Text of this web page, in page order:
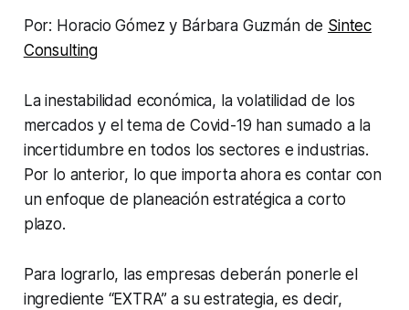
Por: Horacio Gómez y Bárbara Guzmán de Sintec
Consulting
La inestabilidad económica, la volatilidad de los
mercados y el tema de Covid-19 han sumado a la
incertidumbre en todos los sectores e industrias.
Por lo anterior, lo que importa ahora es contar con
un enfoque de planeación estratégica a corto
plazo.
Para lograrlo, las empresas deberán ponerle el
ingrediente “EXTRA” a su estrategia, es decir,